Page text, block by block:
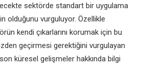
sektörde standart bir uygulama
olduğunu vurguluyor. Özellikle
kendi çıkarlarını korumak için bu
geçirmesi gerektiğini vurgulayan
son küresel gelişmeler hakkında bilgi